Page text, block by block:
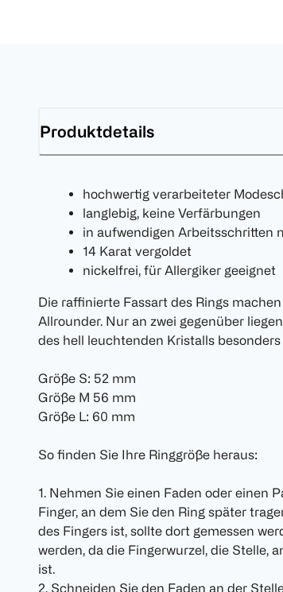
Produktdetails
hochwertig verarbeiteter
langlebig, keine Verfärbungen
in aufwendigen Arbeitsschritten
14 Karat vergoldet
nickelfrei, für Allergiker geeignet
Die raffinierte Fassart des Rings
Allrounder. Nur an zwei gegenüber
des hell leuchtenden Kristalls
Größe S: 52 mm
Größe M 56 mm
Größe L: 60 mm
So finden Sie Ihre Ringgröße heraus:
1. Nehmen Sie einen Faden oder einen
Finger, an dem Sie den Ring später
des Fingers ist, sollte dort gemessen
werden, da die Fingerwurzel, die Stelle,
ist.
2. Schneiden Sie den Faden an der